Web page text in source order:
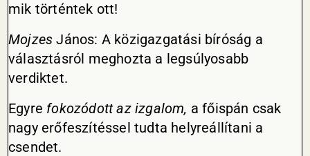
mik történtek ott!
MojzesJános: A közigazgatási bíróság a
választásról meghozta a legsúlyosabb
verdiktet.
Egyre fokozódott az izgalom, a főispán csak
nagy erőfeszítéssel tudta helyreállítani a
csendet.